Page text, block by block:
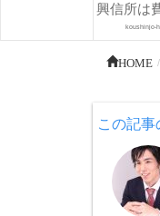
興信所は
koushinjo-
HOME
この記事